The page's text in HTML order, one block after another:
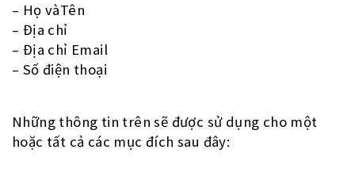
– Họ vàTên
– Địa chỉ
– Địa chỉ Email
– Số điện thoại
Những thông tin trên sẽ được sử dụng cho một
hoặc tất cả các mục đích sau đây: